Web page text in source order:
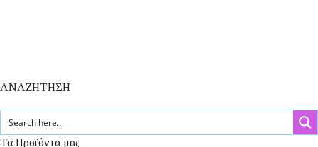
ΑΝΑΖΗΤΗΣΗ
Τα Προϊόντα μας